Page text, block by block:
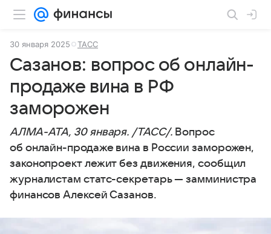
30 января 2025 ТАСС
Сазанов: вопрос об онлайн-
продаже вина в РФ
заморожен
АЛМА-АТА, 30 января. /ТАСС/. Вопрос
об онлайн-продаже вина в России заморожен,
законопроект лежит без движения, сообщил
журналистам статс-секретарь — замминистра
финансов Алексей Сазанов.